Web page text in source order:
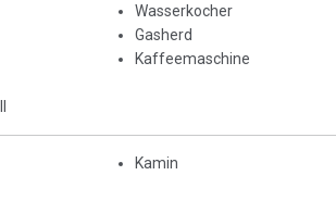
Wasserkocher
Gasherd
Kaffeemaschine
Kamin